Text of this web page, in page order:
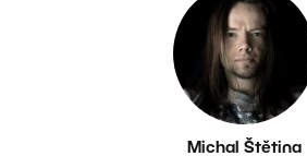
Michal Štětina